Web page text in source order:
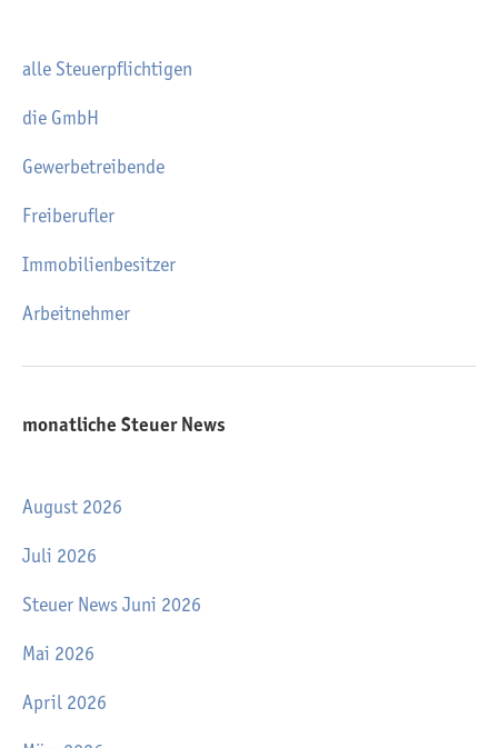
alle Steuerpflichtigen
die GmbH
Gewerbetreibende
Freiberufler
Immobilienbesitzer
Arbeitnehmer
monatliche Steuer News
August 2026
Juli 2026
Steuer News Juni 2026
Mai 2026
April 2026